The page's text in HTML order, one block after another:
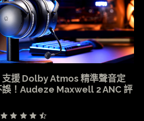
支援 Dolby Atmos 精準聲音定
！Audeze Maxwell 2 ANC 評